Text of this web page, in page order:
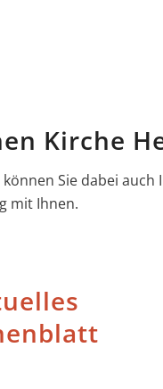
Kirche
Sie dabei auch
mit Ihnen.